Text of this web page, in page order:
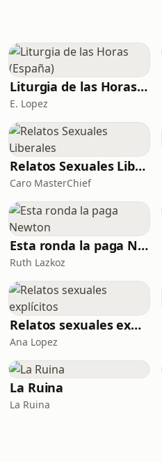
Liturgia de las Horas (España)
E. Lopez
Relatos Sexuales Liberales
Caro MasterChief
Esta ronda la paga Newton
Ruth Lazkoz
Relatos sexuales explícitos
Ana Lopez
La Ruina
La Ruina